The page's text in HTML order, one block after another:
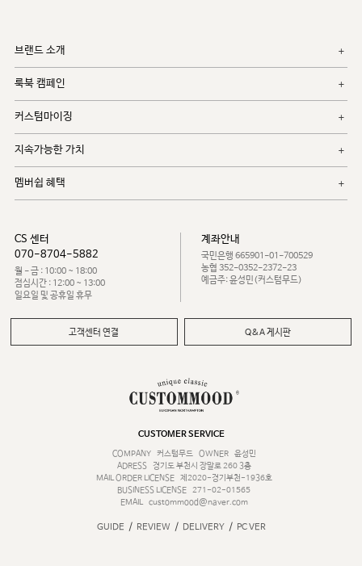
브랜드 소개
룩북 캠페인
커스텀마이징
지속가능한 가치
멤버쉽 혜택
CS 센터
070-8704-5882
월 - 금 : 10:00 ~ 18:00
점심시간 : 12:00 ~ 13:00
일요일 및 공휴일 휴무
계좌안내
국민은행 665901-01-700529
농협 352-0352-2372-23
예금주: 윤성민(커스텀무드)
고객센터 연결 Q&A 게시판
CUSTOMER SERVICE
COMPANY
커스텀무드 OWNER
윤성민
ADRESS
경기도 부천시 장말로 260 3층
MAIL ORDER LICENSE
제2020-경기부천-1936호
BUSINESS LICENSE 271-02-01565
EMAIL
custommood@naver.com
GUIDE / REVIEW / DELIVERY / PC VER